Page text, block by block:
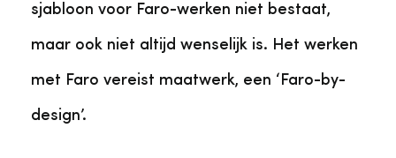
sjabloon voor Faro-werken niet bestaat,
maar ook niet altijd wenselijk is. Het werken
met Faro vereist maatwerk, een ‘Faro-by-
design’.